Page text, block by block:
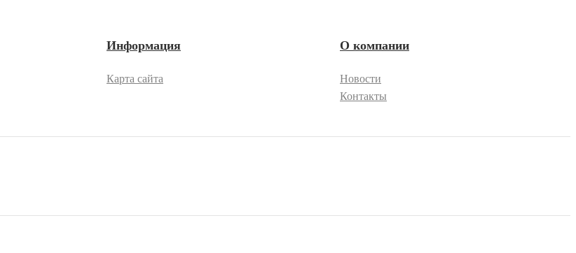
Информация
Карта сайта
О компании
Новости
Контакты